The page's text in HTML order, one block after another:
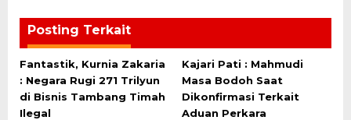
Posting Terkait
Fantastik, Kurnia Zakaria
: Negara Rugi 271 Trilyun
di Bisnis Tambang Timah
Ilegal
Kajari Pati : Mahmudi
Masa Bodoh Saat
Dikonfirmasi Terkait
Aduan Perkara